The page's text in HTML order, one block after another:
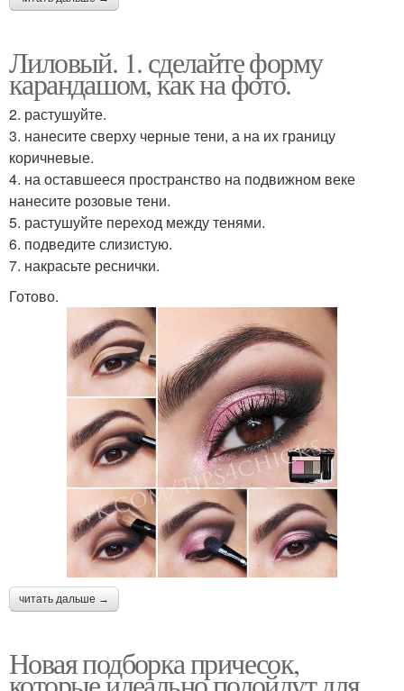
Лиловый. 1. сделайте форму
карандашом, как на фото.
2. растушуйте.
3. нанесите сверху черные тени, а на их границу
коричневые.
4. на оставшееся пространство на подвижном веке
нанесите розовые тени.
5. растушуйте переход между тенями.
6. подведите слизистую.
7. накрасьте реснички.
Готово.
читать дальше →
Новая подборка причесок,